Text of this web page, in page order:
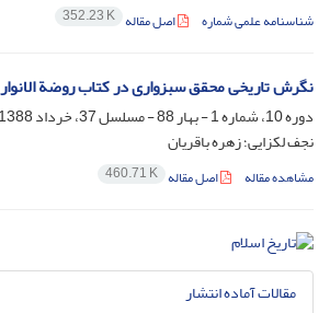
شناسنامه علمی شماره اصل مقاله 352.23 K
نگرش تاریخی محقق سبزواری در کتاب روضة
دوره 10، شماره 1 - بهار 88 - مسلسل 37، خرداد 1388، صفحه
نجف لکزایی؛ زهره باقریان
مشاهده مقاله اصل مقاله 460.71 K
مقالات آماده انتشار